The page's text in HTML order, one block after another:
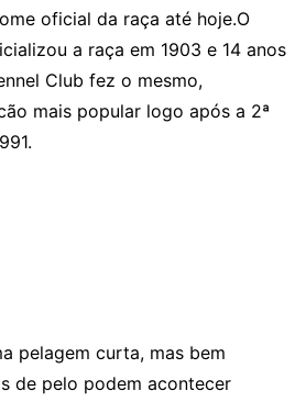
oficial da raça até hoje.O
a raça em 1903 e 14 anos
Club fez o mesmo,
mais popular logo após a 2ª
pelagem curta, mas bem
de pelo podem acontecer